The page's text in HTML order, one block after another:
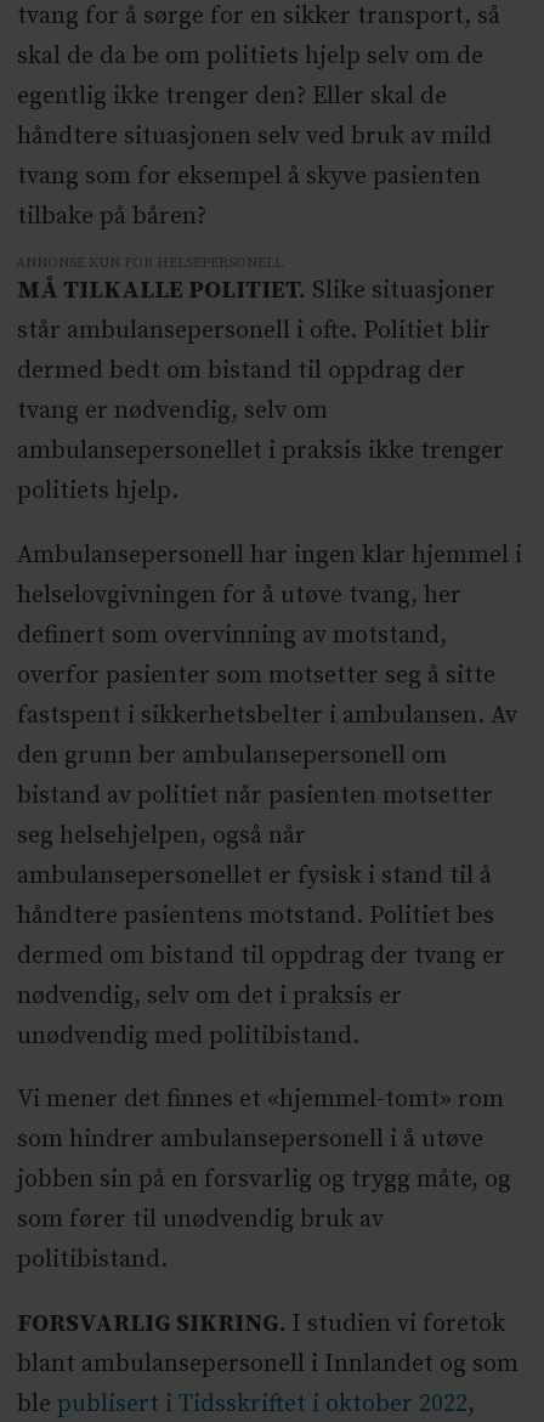
tvang for å sørge for en sikker transport, så
skal de da be om politiets hjelp selv om de
egentlig ikke trenger den? Eller skal de
håndtere situasjonen selv ved bruk av mild
tvang som for eksempel å skyve pasienten
tilbake på båren?
ANNONSE KUN FOR HELSEPERSONELL
MÅ TILKALLE POLITIET. Slike situasjoner
står ambulansepersonell i ofte. Politiet blir
dermed bedt om bistand til oppdrag der
tvang er nødvendig, selv om
ambulansepersonellet i praksis ikke trenger
politiets hjelp.
Ambulansepersonell har ingen klar hjemmel i
helselovgivningen for å utøve tvang, her
definert som overvinning av motstand,
overfor pasienter som motsetter seg å sitte
fastspent i sikkerhetsbelter i ambulansen. Av
den grunn ber ambulansepersonell om
bistand av politiet når pasienten motsetter
seg helsehjelpen, også når
ambulansepersonellet er fysisk i stand til å
håndtere pasientens motstand. Politiet bes
dermed om bistand til oppdrag der tvang er
nødvendig, selv om det i praksis er
unødvendig med politibistand.
Vi mener det finnes et «hjemmel-tomt» rom
som hindrer ambulansepersonell i å utøve
jobben sin på en forsvarlig og trygg måte, og
som fører til unødvendig bruk av
politibistand.
FORSVARLIG SIKRING. I studien vi foretok
blant ambulansepersonell i Innlandet og som
ble publisert i Tidsskriftet i oktober 2022,